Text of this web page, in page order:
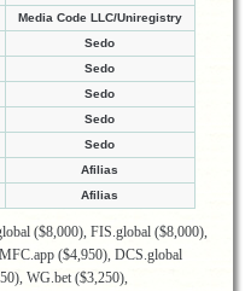
Media Code LLC/Uniregistry
Sedo
Sedo
Sedo
Sedo
Sedo
Afilias
Afilias
($8,000), FIS.global ($8,000),
($4,950), DCS.global
WG.bet ($3,250),